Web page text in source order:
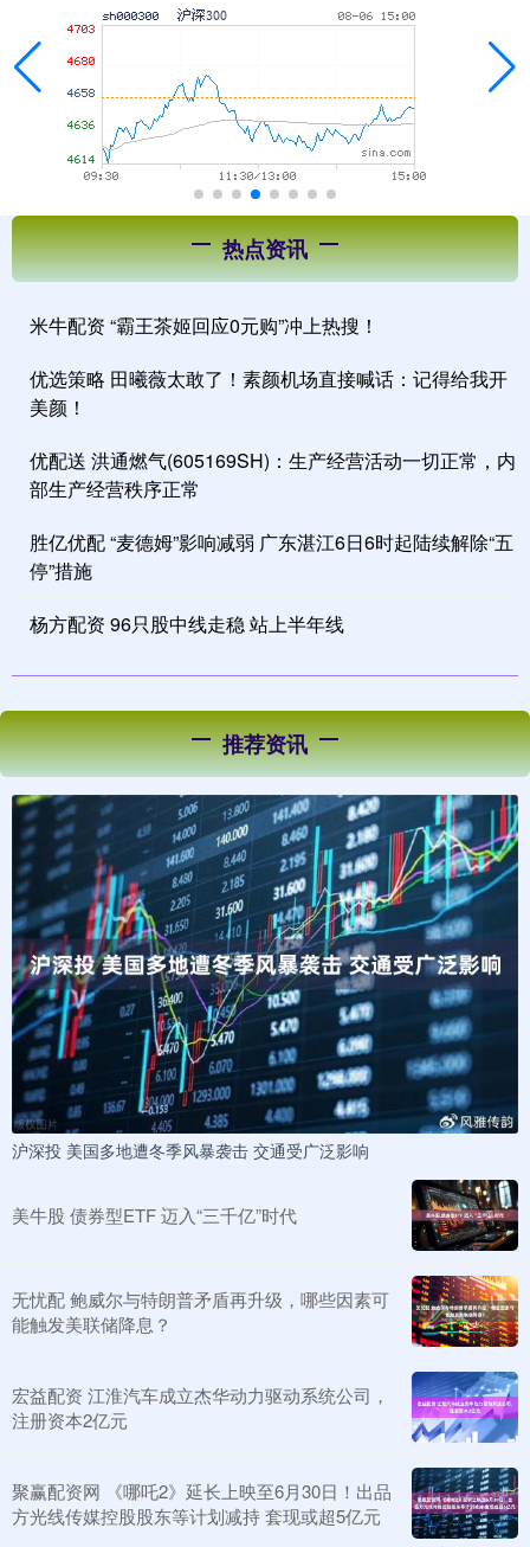
热点资讯
米牛配资 “霸王茶姬回应0元购”冲上热搜！
优选策略 田曦薇太敢了！素颜机场直接喊话：记得给我开
美颜！
优配送 洪通燃气(605169SH)：生产经营活动一切正常，内
部生产经营秩序正常
胜亿优配 “麦德姆”影响减弱 广东湛江6日6时起陆续解除“五
停”措施
杨方配资 96只股中线走稳 站上半年线
推荐资讯
沪深投 美国多地遭冬季风暴袭击 交通受广泛影响
美牛股 债券型ETF 迈入“三千亿”时代
无忧配 鲍威尔与特朗普矛盾再升级，哪些因素可
能触发美联储降息？
宏益配资 江淮汽车成立杰华动力驱动系统公司，
注册资本2亿元
聚赢配资网 《哪吒2》延长上映至6月30日！出品
方光线传媒控股股东等计划减持 套现或超5亿元